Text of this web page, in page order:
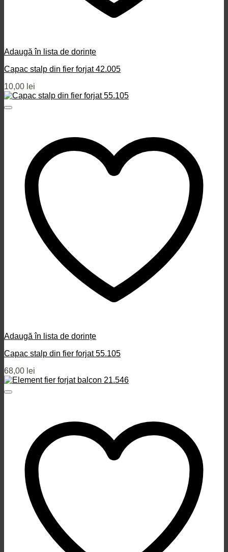
Adaugă în lista de dorințe
Capac stalp din fier forjat 42.005
10,00 lei
Adaugă în lista de dorințe
Capac stalp din fier forjat 55.105
68,00 lei